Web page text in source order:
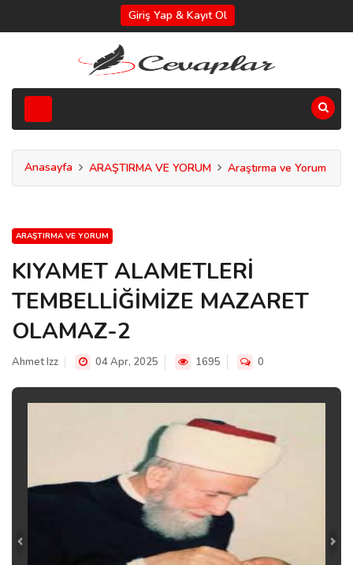
Giriş Yap & Kayıt Ol
Anasayfa ARAŞTIRMA VE YORUM Araştırma ve Yorum
ARAŞTIRMA VE YORUM
KIYAMET ALAMETLERİ
TEMBELLİĞİMİZE MAZARET
OLAMAZ-2
Ahmet Izz 04 Apr, 2025 1695 0